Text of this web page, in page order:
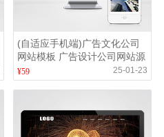
(自适应手机端)广告文化公司
网站模板 广告设计公司网站源
码下载
¥59 25-01-23